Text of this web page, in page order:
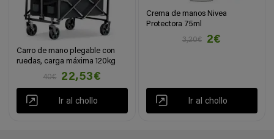
Carro de mano plegable con
ruedas, carga máxima 120kg
40€
22,53€
Ir al chollo
Crema de manos Nivea
Protectora 75ml
3,20€
2€
Ir al chollo